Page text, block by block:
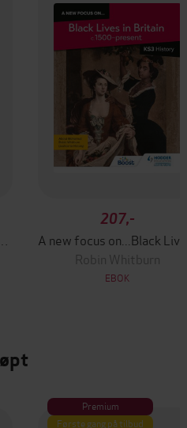
207,-
Robin Whitburn
EBOK
Premium
Første gang på tilbud